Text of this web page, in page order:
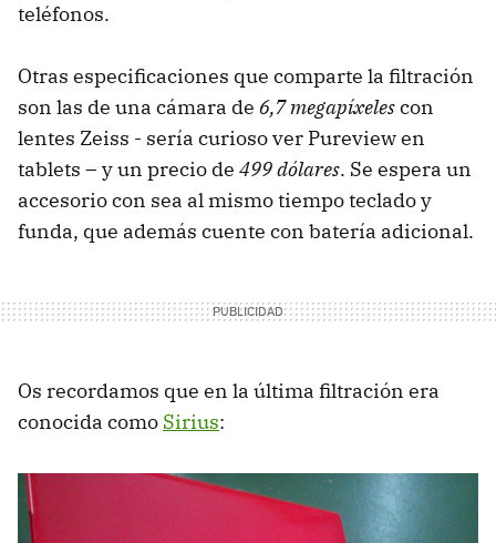
teléfonos.
Otras especificaciones que comparte la filtración
son las de una cámara de 6,7 megapíxelescon
lentes Zeiss - sería curioso ver Pureview en
tablets – y un precio de 499 dólares. Se espera un
accesorio con sea al mismo tiempo teclado y
funda, que además cuente con batería adicional.
Os recordamos que en la última filtración era
conocida como Sirius: